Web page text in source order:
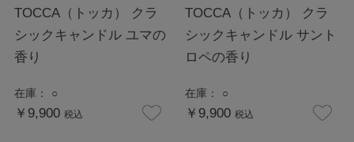
TOCCA（トッカ） クラ
シックキャンドル ユマの
香り
在庫： ○
￥9,900 税込
TOCCA（トッカ） クラ
シックキャンドル サント
ロペの香り
在庫： ○
￥9,900 税込